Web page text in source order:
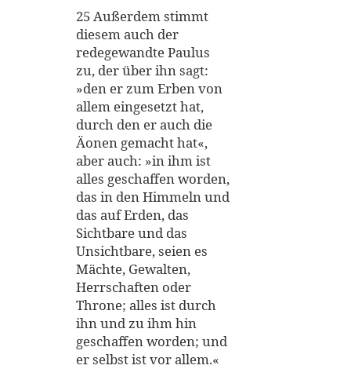
25 Außerdem stimmt
diesem auch der
redegewandte Paulus
zu, der über ihn sagt:
»den er zum Erben von
allem eingesetzt hat,
durch den er auch die
Äonen gemacht hat«,
aber auch: »in ihm ist
alles geschaffen worden,
das in den Himmeln und
das auf Erden, das
Sichtbare und das
Unsichtbare, seien es
Mächte, Gewalten,
Herrschaften oder
Throne; alles ist durch
ihn und zu ihm hin
geschaffen worden; und
er selbst ist vor allem.«